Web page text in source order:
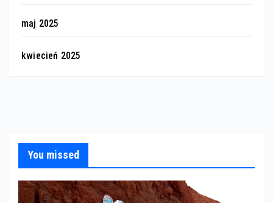
maj 2025
kwiecień 2025
You missed